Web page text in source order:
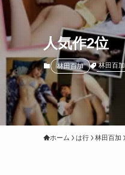
人気作2位
林田百加 林田百加
ホーム は行 林田百加